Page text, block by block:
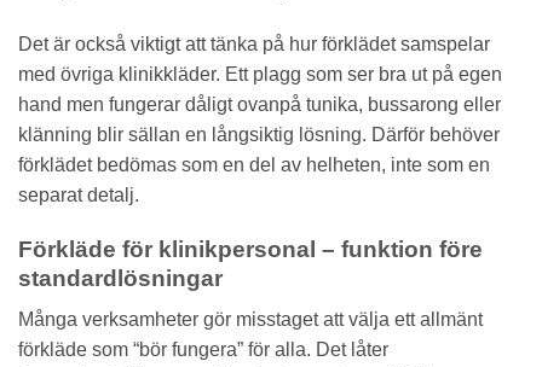
Det är också viktigt att tänka på hur förklädet samspelar
med övriga klinikkläder. Ett plagg som ser bra ut på egen
hand men fungerar dåligt ovanpå tunika, bussarong eller
klänning blir sällan en långsiktig lösning. Därför behöver
förklädet bedömas som en del av helheten, inte som en
separat detalj.
Förkläde för klinikpersonal – funktion före
standardlösningar
Många verksamheter gör misstaget att välja ett allmänt
förkläde som “bör fungera” för alla. Det låter